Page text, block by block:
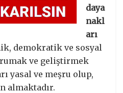
daya
nakl
arı
demokratik ve sosyal
ve geliştirmek
yasal ve meşru olup,
almaktadır.